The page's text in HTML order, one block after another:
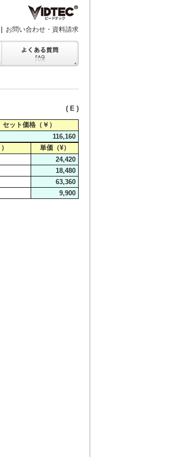
お問い合わせ・資料請求
( E )
セット価格（￥）
116,160
）
単価（¥）
24,420
18,480
63,360
9,900